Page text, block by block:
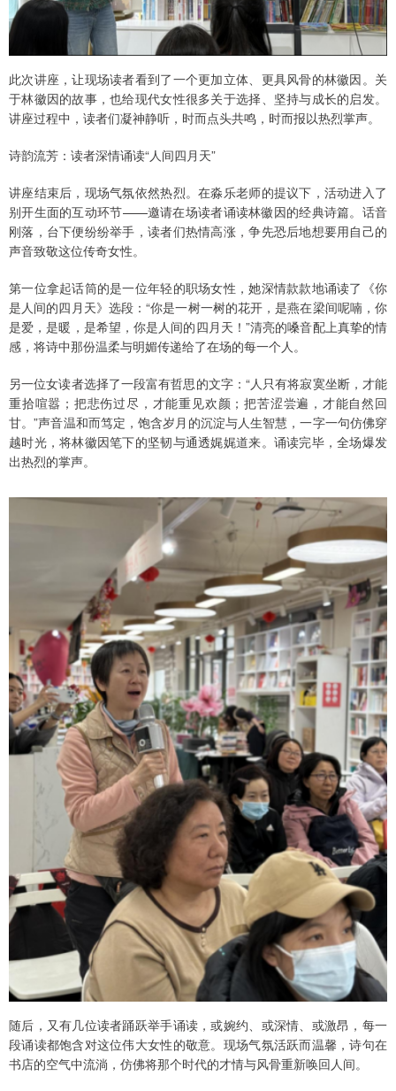
此次讲座，让现场读者看到了一个更加立体、更具风骨的林徽因。关
于林徽因的故事，也给现代女性很多关于选择、坚持与成长的启发。
讲座过程中，读者们凝神静听，时而点头共鸣，时而报以热烈掌声。
诗韵流芳：读者深情诵读“人间四月天”
讲座结束后，现场气氛依然热烈。在淼乐老师的提议下，活动进入了
别开生面的互动环节——邀请在场读者诵读林徽因的经典诗篇。话音
刚落，台下便纷纷举手，读者们热情高涨，争先恐后地想要用自己的
声音致敬这位传奇女性。
第一位拿起话筒的是一位年轻的职场女性，她深情款款地诵读了《你
是人间的四月天》选段：“你是一树一树的花开，是燕在梁间呢喃，你
是爱，是暖，是希望，你是人间的四月天！”清亮的嗓音配上真挚的情
感，将诗中那份温柔与明媚传递给了在场的每一个人。
另一位女读者选择了一段富有哲思的文字：“人只有将寂寞坐断，才能
重拾喧嚣；把悲伤过尽，才能重见欢颜；把苦涩尝遍，才能自然回
甘。”声音温和而笃定，饱含岁月的沉淀与人生智慧，一字一句仿佛穿
越时光，将林徽因笔下的坚韧与通透娓娓道来。诵读完毕，全场爆发
出热烈的掌声。
随后，又有几位读者踊跃举手诵读，或婉约、或深情、或激昂，每一
段诵读都饱含对这位伟大女性的敬意。现场气氛活跃而温馨，诗句在
书店的空气中流淌，仿佛将那个时代的才情与风骨重新唤回人间。